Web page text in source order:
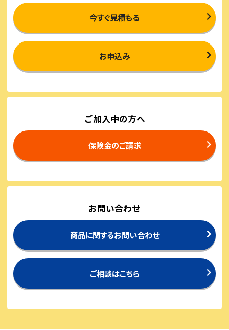
今すぐ見積もる
お申込み
ご加入中の方へ
保険金のご請求
お問い合わせ
商品に関するお問い合わせ
ご相談はこちら